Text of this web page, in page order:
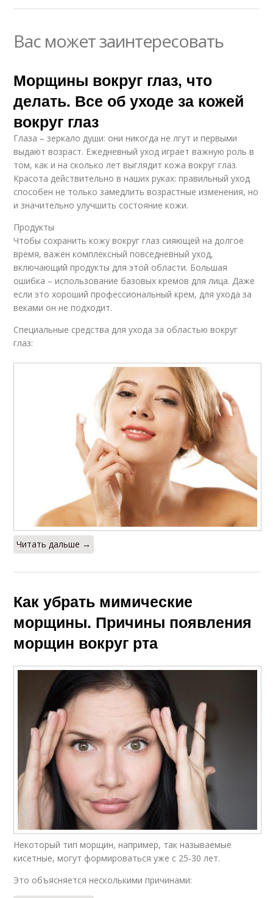
Вас может заинтересовать
Морщины вокруг глаз, что
делать. Все об уходе за кожей
вокруг глаз
Глаза – зеркало души: они никогда не лгут и первыми
выдают возраст. Ежедневный уход играет важную роль в
том, как и на сколько лет выглядит кожа вокруг глаз.
Красота действительно в наших руках: правильный уход
способен не только замедлить возрастные изменения, но
и значительно улучшить состояние кожи.
Продукты
Чтобы сохранить кожу вокруг глаз сияющей на долгое
время, важен комплексный повседневный уход,
включающий продукты для этой области. Большая
ошибка – использование базовых кремов для лица. Даже
если это хороший профессиональный крем, для ухода за
веками он не подходит.
Специальные средства для ухода за областью вокруг
глаз:
Читать дальше →
Как убрать мимические
морщины. Причины появления
морщин вокруг рта
Некоторый тип морщин, например, так называемые
кисетные, могут формироваться уже с 25-30 лет.
Это объясняется несколькими причинами: